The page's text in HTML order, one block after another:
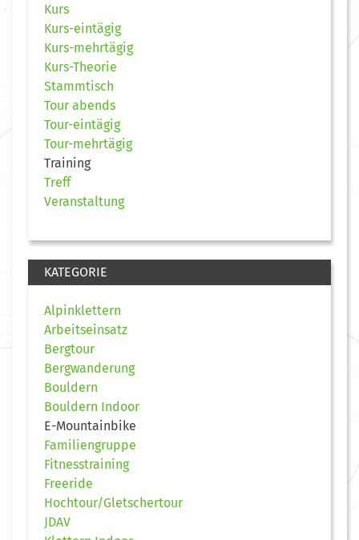
Kurs
Kurs-eintägig
Kurs-mehrtägig
Kurs-Theorie
Stammtisch
Tour abends
Tour-eintägig
Tour-mehrtägig
Training
Treff
Veranstaltung
KATEGORIE
Alpinklettern
Arbeitseinsatz
Bergtour
Bergwanderung
Bouldern
Bouldern Indoor
E-Mountainbike
Familiengruppe
Fitnesstraining
Freeride
Hochtour/Gletschertour
JDAV